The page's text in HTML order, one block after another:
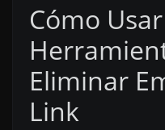
Cómo
Eliminar
Link